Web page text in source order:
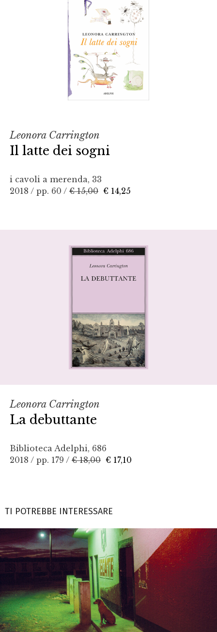
Leonora Carrington
Il latte dei sogni
i cavoli a merenda, 33
2018 / pp. 60 / € 15,00 € 14,25
Leonora Carrington
La debuttante
Biblioteca Adelphi, 686
2018 / pp. 179 / € 18,00 € 17,10
TI POTREBBE INTERESSARE